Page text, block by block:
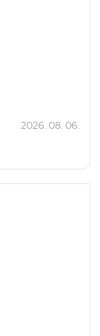
2026. 08. 06.